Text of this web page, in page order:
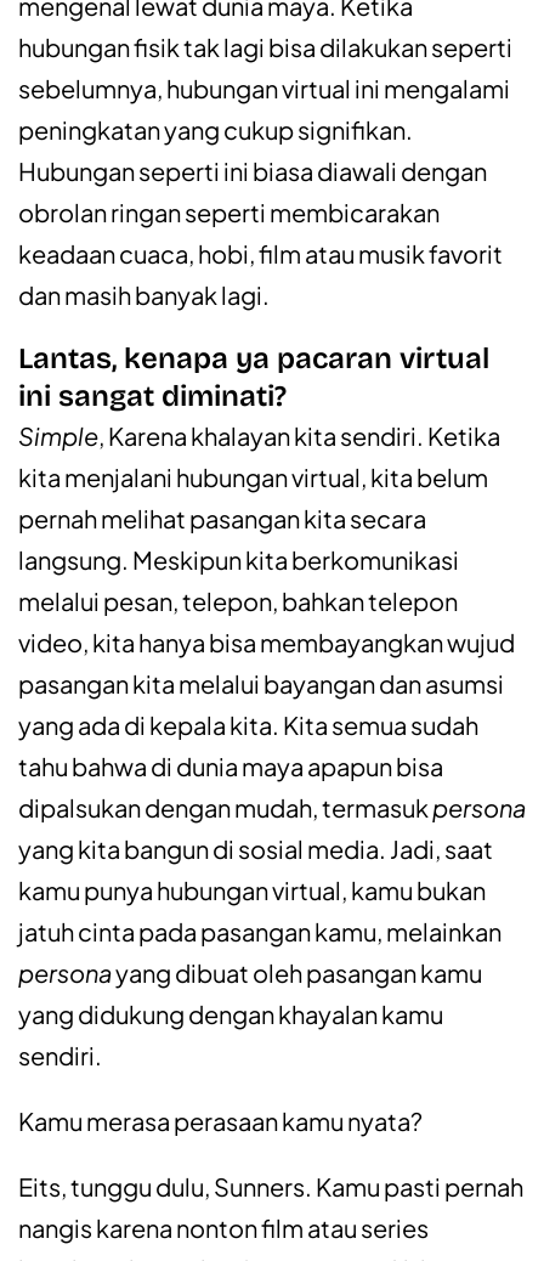
hubungan fisik tak lagi bisa dilakukan seperti
sebelumnya, hubungan virtual ini mengalami
peningkatan yang cukup signifikan.
Hubungan seperti ini biasa diawali dengan
obrolan ringan seperti membicarakan
keadaan cuaca, hobi, film atau musik favorit
dan masih banyak lagi.
Lantas, kenapa ya pacaran virtual
ini sangat diminati?
Simple, Karena khalayan kita sendiri. Ketika
kita menjalani hubungan virtual, kita belum
pernah melihat pasangan kita secara
langsung. Meskipun kita berkomunikasi
melalui pesan, telepon, bahkan telepon
video, kita hanya bisa membayangkan wujud
pasangan kita melalui bayangan dan asumsi
yang ada di kepala kita. Kita semua sudah
tahu bahwa di dunia maya apapun bisa
dipalsukan dengan mudah, termasuk persona
yang kita bangun di sosial media. Jadi, saat
kamu punya hubungan virtual, kamu bukan
jatuh cinta pada pasangan kamu, melainkan
personayang dibuat oleh pasangan kamu
yang didukung dengan khayalan kamu
sendiri.
Kamu merasa perasaan kamu nyata?
Eits, tunggu dulu, Sunners. Kamu pasti pernah
nangis karena nonton film atau series